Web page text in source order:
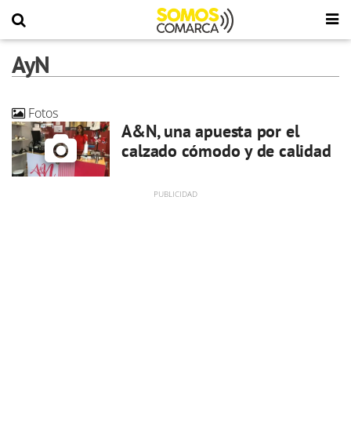
AyN
Fotos
A&N, una apuesta por el
calzado cómodo y de calidad